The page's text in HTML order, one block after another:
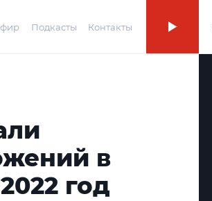
Подкасты Контакты
в
год